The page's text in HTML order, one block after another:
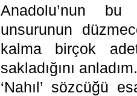
Anadolu’nun
unsurunun
kalma birçok
sakladığını anladım.
‘Nahıl’ sözcüğü